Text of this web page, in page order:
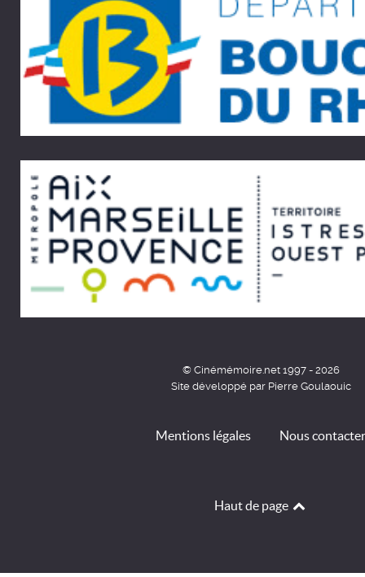
© Cinémémoire.net 1997 - 2026
Site développé par Pierre Goulaouic
Mentions légales Nous contacter
Haut de page